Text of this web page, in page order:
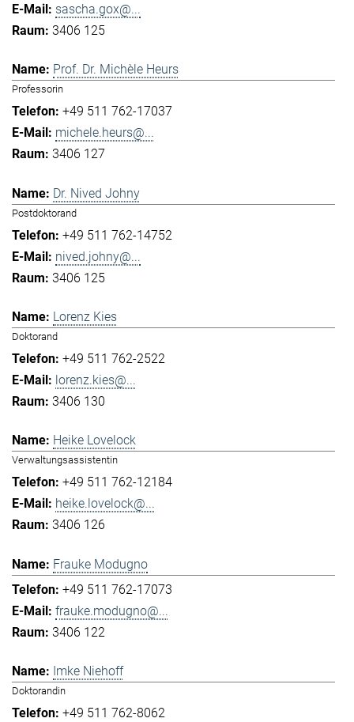
sascha.gox@...
3406 125
Prof. Dr. Michèle Heurs
Professorin
+49 511 762-17037
michele.heurs@...
3406 127
Dr. Nived Johny
Postdoktorand
+49 511 762-14752
nived.johny@...
3406 125
Lorenz Kies
Doktorand
+49 511 762-2522
lorenz.kies@...
3406 130
Heike Lovelock
Verwaltungsassistentin
+49 511 762-12184
heike.lovelock@...
3406 126
Frauke Modugno
+49 511 762-17073
frauke.modugno@...
3406 122
Imke Niehoff
Doktorandin
+49 511 762-8062